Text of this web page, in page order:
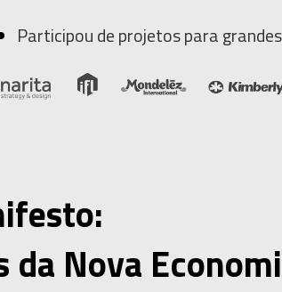
Participoudeprojetospara
da Nova